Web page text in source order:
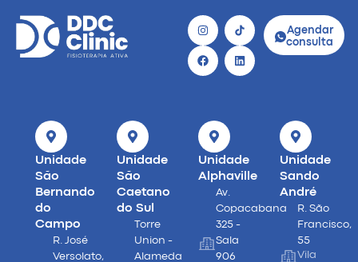
Agendar
consulta
Unidade
São
Bernando
do
Campo
R. José
Versolato,
Unidade
São
Caetano
do Sul
Torre
Union -
Alameda
Unidade
Alphaville
Av.
Copacabana
325 -
Sala
906
Unidade
Sando
André
R. São
Francisco,
55
Vila